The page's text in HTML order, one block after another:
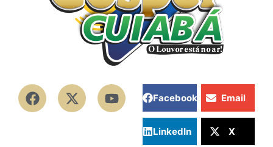
Facebook Email
LinkedIn X